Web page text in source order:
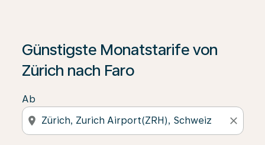
Günstigste Monatstarife von
Zürich nach Faro
Ab
location_on close
Wenn keine Ergebnisse gefunden wurden, klicken